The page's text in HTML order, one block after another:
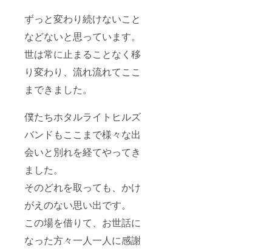
ずっと変わり続けないこと
などないと思っています。
世は常に止まることなく移
り変わり、流れ流れてここ
まできました。
僕たちホタルライトヒルズ
バンドもここまで様々な出
会いと別れを経てやってき
ました。
そのどれを取っても、かけ
がえのない思い出です。
この場を借りて、お世話に
なった方々一人一人に感謝